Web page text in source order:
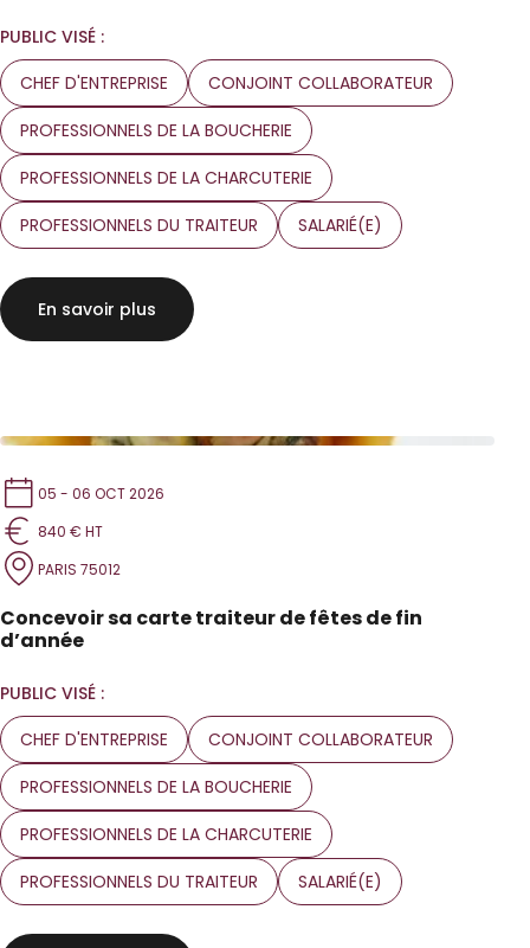
PUBLIC VISÉ :
CHEF D'ENTREPRISE
CONJOINT COLLABORATEUR
PROFESSIONNELS DE LA BOUCHERIE
PROFESSIONNELS DE LA CHARCUTERIE
PROFESSIONNELS DU TRAITEUR
SALARIÉ(E)
En savoir plus
05 - 06 OCT 2026
840 € HT
PARIS 75012
Concevoir sa carte traiteur de fêtes de fin
d’année
PUBLIC VISÉ :
CHEF D'ENTREPRISE
CONJOINT COLLABORATEUR
PROFESSIONNELS DE LA BOUCHERIE
PROFESSIONNELS DE LA CHARCUTERIE
PROFESSIONNELS DU TRAITEUR
SALARIÉ(E)